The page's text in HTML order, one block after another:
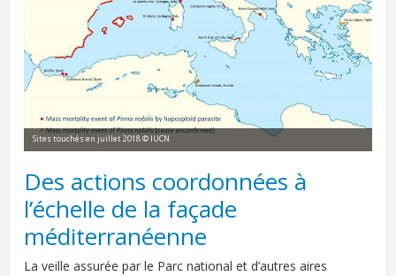
Sites touchés en juillet 2018 © IUCN
Des actions coordonnées à
l’échelle de la façade
méditerranéenne
La veille assurée par le Parc national et d’autres aires